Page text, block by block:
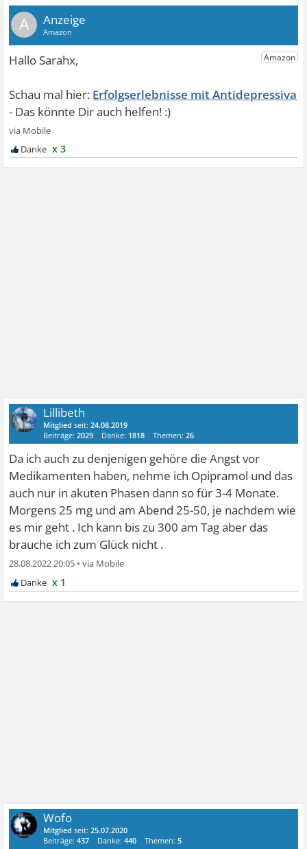
A
Erfolgserlebnisse mit Antidepressiva
x 3
Lillibeth
Mitglied seit:24.08.2019
Beiträge:2029 Danke: 1818 Themen:26
Da ich auch zu denjenigen gehöre die Angst vor
Medikamenten haben, nehme ich Opipramol und das
auch nur in akuten Phasen dann so für 3-4 Monate.
Morgens 25 mg und am Abend 25-50, je nachdem wie
es mir geht . Ich kann bis zu 300 am Tag aber das
brauche ich zum Glück nicht .
28.08.2022 20:05 •
x 1
Wofo
Mitglied seit:25.07.2020
Beiträge:437 Danke:440 Themen:5